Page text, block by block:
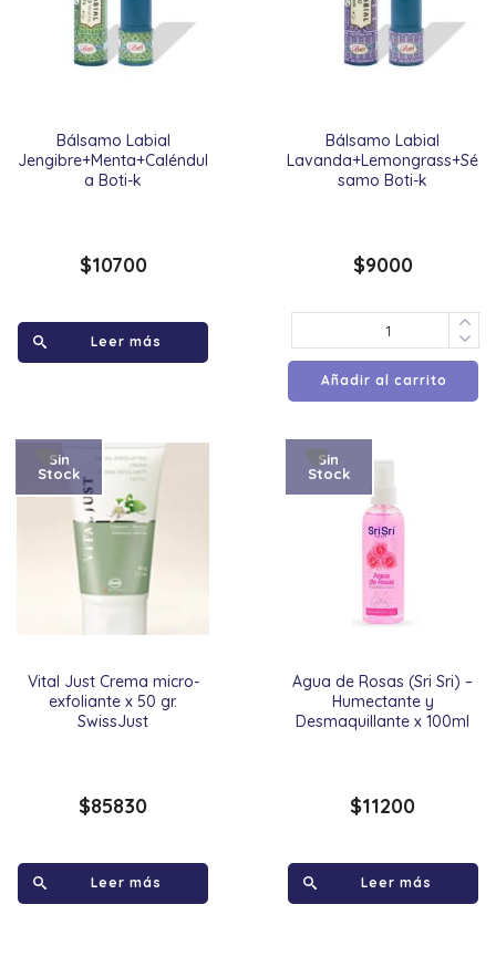
Bálsamo Labial
Jengibre+Menta+Caléndul
a Boti-k
$10700
Leer más
Bálsamo Labial
Lavanda+Lemongrass+Sé
samo Boti-k
$9000
Añadir al carrito
Vital Just Crema micro-
exfoliante x 50 gr.
SwissJust
Sin
Stock
$85830
Leer más
Agua de Rosas (Sri Sri) –
Humectante y
Desmaquillante x 100ml
Sin
Stock
$11200
Leer más